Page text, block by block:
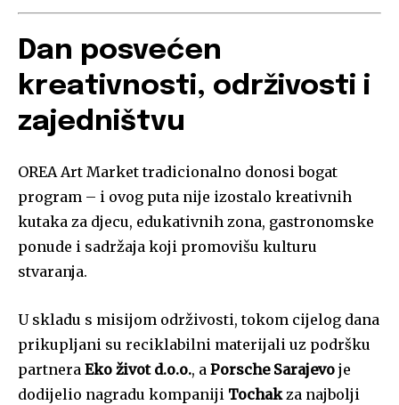
Dan posvećen
kreativnosti, održivosti i
zajedništvu
OREA Art Market tradicionalno donosi bogat
program – i ovog puta nije izostalo kreativnih
kutaka za djecu, edukativnih zona, gastronomske
ponude i sadržaja koji promovišu kulturu
stvaranja.
U skladu s misijom održivosti, tokom cijelog dana
prikupljani su reciklabilni materijali uz podršku
partnera Eko život d.o.o., a Porsche Sarajevo je
dodijelio nagradu kompaniji Tochakza najbolji